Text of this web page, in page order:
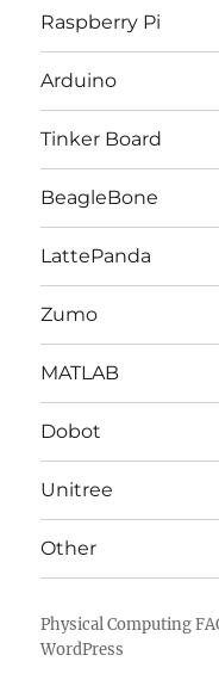
Raspberry Pi
Arduino
Tinker Board
BeagleBone
LattePanda
Zumo
MATLAB
Dobot
Unitree
Other
Physical Computing
WordPress